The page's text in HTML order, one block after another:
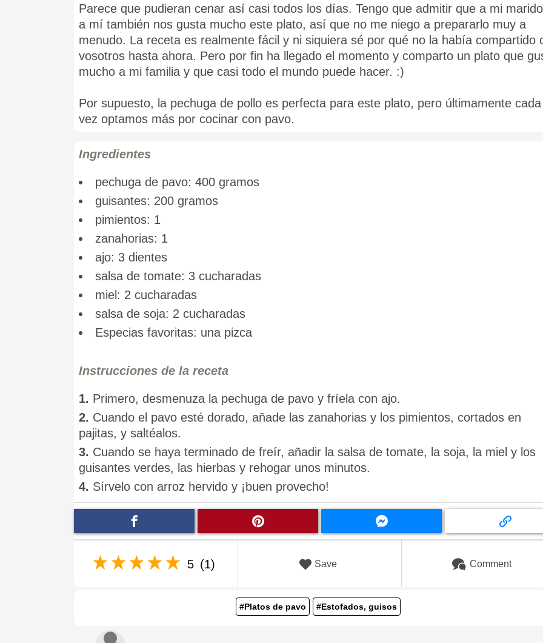
Parece que pudieran cenar así casi todos los días. Tengo que admitir que a mi
a mí también nos gusta mucho este plato, así que no me niego a prepararlo muy a
menudo. La receta es realmente fácil y ni siquiera sé por qué no la había compartido
vosotros hasta ahora. Pero por fin ha llegado el momento y comparto un plato que
mucho a mi familia y que casi todo el mundo puede hacer. :)
Por supuesto, la pechuga de pollo es perfecta para este plato, pero últimamente cada
vez optamos más por cocinar con pavo.
Ingredientes
pechuga de pavo: 400 gramos
guisantes: 200 gramos
pimientos: 1
zanahorias: 1
ajo: 3 dientes
salsa de tomate: 3 cucharadas
miel: 2 cucharadas
salsa de soja: 2 cucharadas
Especias favoritas: una pizca
Instrucciones de la receta
1. Primero, desmenuza la pechuga de pavo y fríela con ajo.
2. Cuando el pavo esté dorado, añade las zanahorias y los pimientos, cortados en
pajitas, y saltéalos.
3. Cuando se haya terminado de freír, añadir la salsa de tomate, la soja, la miel y los
guisantes verdes, las hierbas y rehogar unos minutos.
4. Sírvelo con arroz hervido y ¡buen provecho!
5 (1) Save Comment
#Platos de pavo #Estofados, guisos